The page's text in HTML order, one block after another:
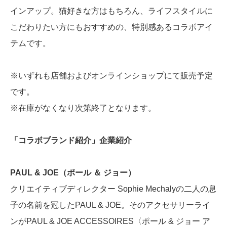
インアップ。猫好きな方はもちろん、ライフスタイルに
こだわりたい方にもおすすめの、特別感あるコラボアイ
テムです。
※いずれも店舗およびオンラインショップにて販売予定
です。
※在庫がなくなり次第終了となります。
「コラボブランド紹介」企業紹介
PAUL & JOE（ポール ＆ ジョー）
クリエイティブディレクター Sophie Mechalyの二人の息
子の名前を冠したPAUL & JOE。そのアクセサリーライ
ンがPAUL & JOE ACCESSOIRES〈ポール & ジョー ア